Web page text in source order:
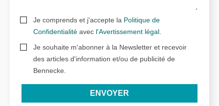
Je comprends et j'accepte la Politique de
Confidentialité avec l'Avertissement légal
Je souhaite m'abonner à la Newsletter et recevoir
des articles d'information et/ou de publicité de
Bennecke.
ENVOYER